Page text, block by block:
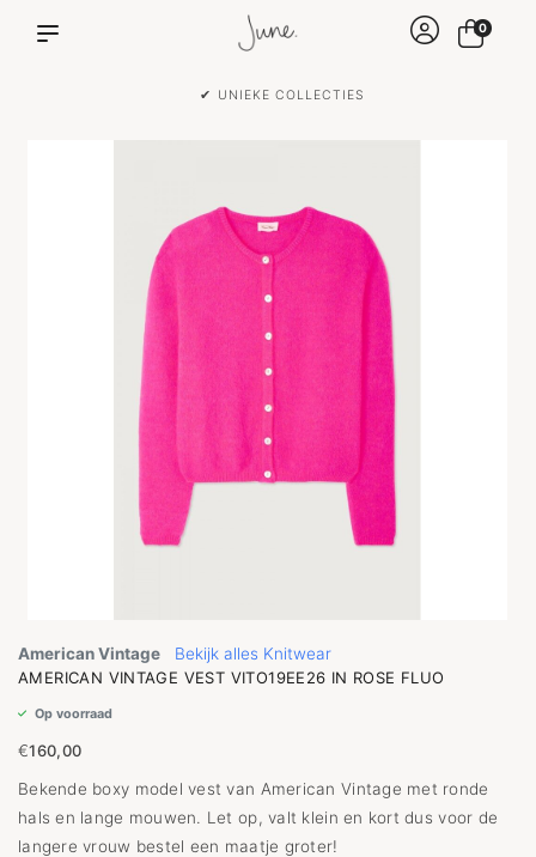
✔ VOOR 15:00 BESTELD IS DEZELFDE DAG VERZONDEN!
0
American Vintage
Bekijk alles Knitwear
AMERICAN VINTAGE VEST VITO19EE26 IN ROSE FLUO
Op voorraad
€160,00
Bekende boxy model vest van American Vintage met ronde
hals en lange mouwen. Let op, valt klein en kort dus voor de
langere vrouw bestel een maatje groter!